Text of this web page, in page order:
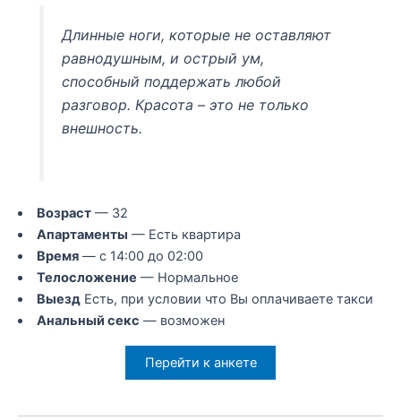
Длинные ноги, которые не оставляют
равнодушным, и острый ум,
способный поддержать любой
разговор. Красота – это не только
внешность.
Возраст— 32
Апартаменты — Есть квартира
Время— с 14:00 до 02:00
Телосложение — Нормальное
ВыездЕсть, при условии что Вы оплачиваете такси
Анальный секс — возможен
Перейти к анкете